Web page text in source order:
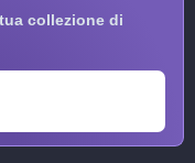
collezione di